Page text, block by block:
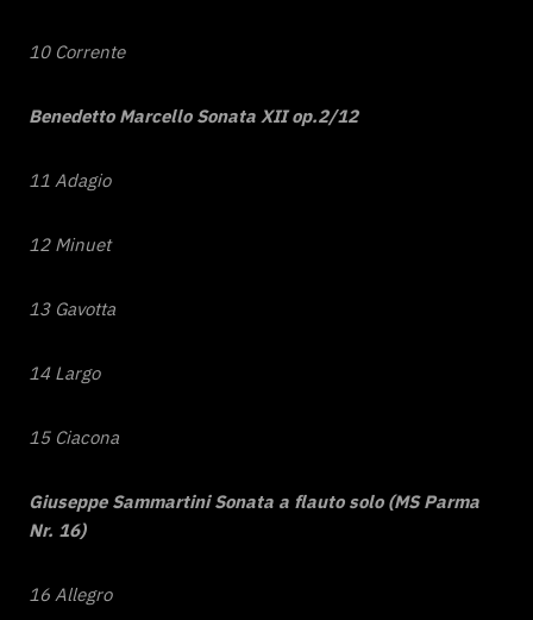
10 Corrente
Benedetto Marcello Sonata XII op.2/12
11 Adagio
12 Minuet
13 Gavotta
14 Largo
15 Ciacona
Giuseppe Sammartini Sonata a flauto solo (MS Parma
Nr. 16)
16 Allegro